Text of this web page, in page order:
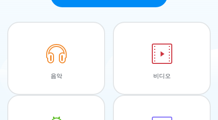
음악 비디오